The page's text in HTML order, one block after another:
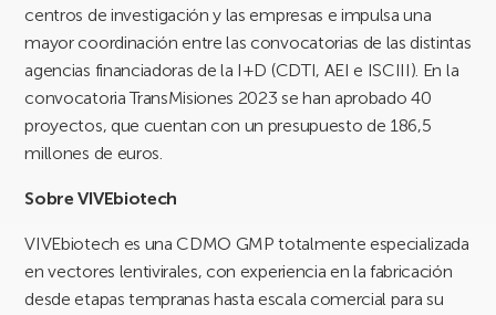
centros de investigación y las empresas e impulsa una
mayor coordinación entre las convocatorias de las distintas
agencias financiadoras de la I+D (CDTI, AEI e ISCIII). En la
convocatoria TransMisiones 2023 se han aprobado 40
proyectos, que cuentan con un presupuesto de 186,5
millones de euros.
Sobre VIVEbiotech
VIVEbiotech es una CDMO GMP totalmente especializada
en vectores lentivirales, con experiencia en la fabricación
desde etapas tempranas hasta escala comercial para su